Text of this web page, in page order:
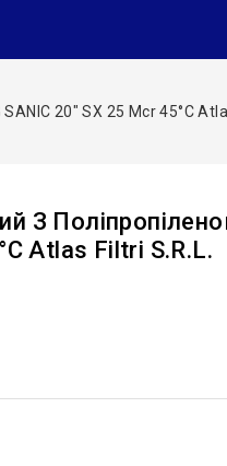
20″ SX 25 Mcr 45°C
З
Atlas Filtri S.r.l.